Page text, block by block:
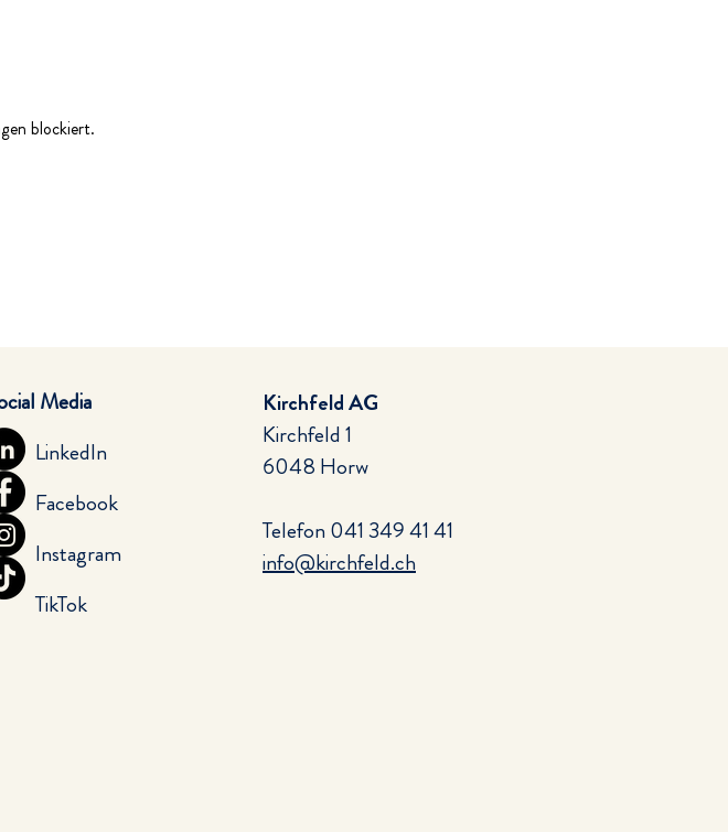
blockiert.
LinkedIn
Facebook
Instagram
TikTok
Media
Kirchfeld AG
Kirchfeld 1
6048 Horw
Telefon041 349 41 41
info@kirchfeld.ch